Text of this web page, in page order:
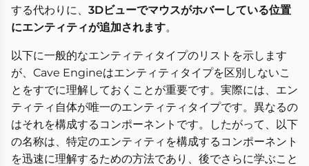
する代わりに、 3Dビューでマウスがホバーしている位置
にエンティティが追加されます。
以下に一般的なエンティティタイプのリストを示します
が、Cave Engineはエンティティタイプを区別しないこ
とをすでに理解しておくことが重要です。実際には、エン
ティティ自体が唯一のエンティティタイプです。異なるの
はそれを構成するコンポーネントです。したがって、以下
の名称は、特定のエンティティを構成するコンポーネント
を迅速に理解するための方法であり、後でさらに学ぶこと